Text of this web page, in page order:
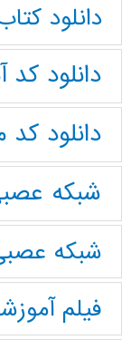
دانلود
دانلود کد
دانلود
شبکه
شبکه
فیلم